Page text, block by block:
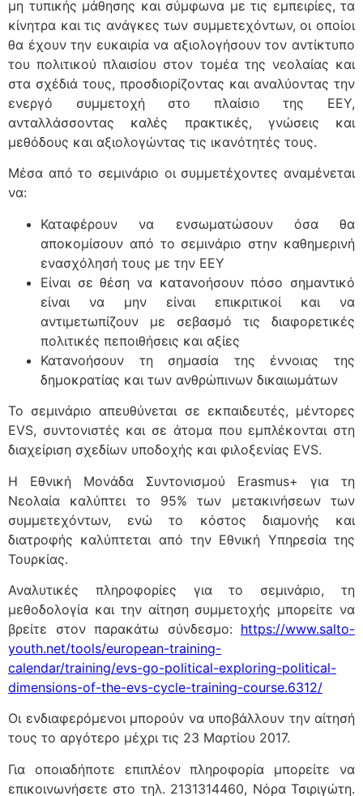
μη τυπικής μάθησης και σύμφωνα με τις εμπειρίες, τα
κίνητρα και τις ανάγκες των συμμετεχόντων, οι οποίοι
θα έχουν την ευκαιρία να αξιολογήσουν τον αντίκτυπο
του πολιτικού πλαισίου στον τομέα της νεολαίας και
στα σχέδιά τους, προσδιορίζοντας και αναλύοντας την
ενεργό συμμετοχή στο πλαίσιο της ΕΕΥ,
ανταλλάσσοντας καλές πρακτικές, γνώσεις και
μεθόδους και αξιολογώντας τις ικανότητές τους.
Μέσα από το σεμινάριο οι συμμετέχοντες αναμένεται
να:
Καταφέρουν να ενσωματώσουν όσα θα
αποκομίσουν από το σεμινάριο στην καθημερινή
ενασχόλησή τους με την ΕΕΥ
Είναι σε θέση να κατανοήσουν πόσο σημαντικό
είναι να μην είναι επικριτικοί και να
αντιμετωπίζουν με σεβασμό τις διαφορετικές
πολιτικές πεποιθήσεις και αξίες
Κατανοήσουν τη σημασία της έννοιας της
δημοκρατίας και των ανθρώπινων δικαιωμάτων
Το σεμινάριο απευθύνεται σε εκπαιδευτές, μέντορες
EVS, συντονιστές και σε άτομα που εμπλέκονται στη
διαχείριση σχεδίων υποδοχής και φιλοξενίας EVS.
Η Εθνική Μονάδα Συντονισμού Erasmus+ για τη
Νεολαία καλύπτει το 95% των μετακινήσεων των
συμμετεχόντων, ενώ το κόστος διαμονής και
διατροφής καλύπτεται από την Εθνική Υπηρεσία της
Τουρκίας.
Αναλυτικές πληροφορίες για το σεμινάριο, τη
μεθοδολογία και την αίτηση συμμετοχής μπορείτε να
βρείτε στον παρακάτω σύνδεσμο: https://www.salto-
youth.net/tools/european-training-
calendar/training/evs-go-political-exploring-political-
dimensions-of-the-evs-cycle-training-course.6312/
Οι ενδιαφερόμενοι μπορούν να υποβάλλουν την αίτησή
τους το αργότερο μέχρι τις 23 Μαρτίου 2017.
Για οποιαδήποτε επιπλέον πληροφορία μπορείτε να
επικοινωνήσετε στο τηλ. 2131314460, Νόρα Τσιριγώτη.